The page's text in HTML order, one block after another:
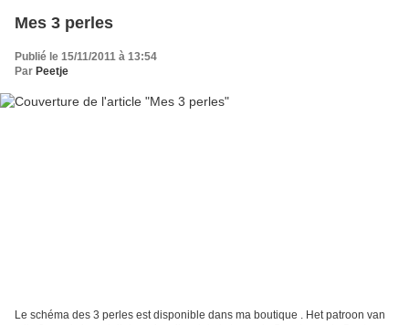
Mes 3 perles
Publié le 15/11/2011 à 13:54
Par Peetje
Le schéma des 3 perles est disponible dans ma boutique . Het patroon van